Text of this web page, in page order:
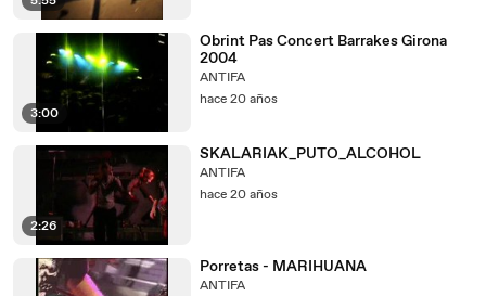
3:00
Obrint Pas Concert Barrakes Girona
2004
ANTIFA
hace 20 años
2:26
SKALARIAK_PUTO_ALCOHOL
ANTIFA
hace 20 años
Porretas - MARIHUANA
ANTIFA